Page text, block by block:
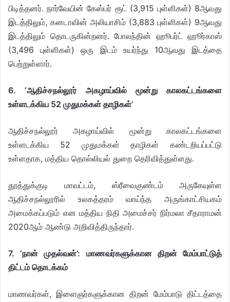
பிடித்தனர். நார்வேயின் கேஸ்பர் ரூட் (3,915 புள்ளிகள்) 8ஆவது
இடத்திலும், கனடாவின் அலியாசிம் (3,883 புள்ளிகள்) 9ஆவது
இடத்திலும் தொடருகின்றனர். போலந்தின் ஹூபர்ட் ஹூர்காஸ்
(3,496 புள்ளிகள்) ஒரு இடம் உயர்ந்து 10ஆவது இடத்தை
பெற்றுள்ளார்.
6. ‘ஆதிச்சநல்லூர் அகழாய்வில் மூன்று காலகட்டங்களை
உள்ளடக்கிய 52 முதுமக்கள் தாழிகள்’
ஆதிச்சநல்லூர் அகழாய்வில் மூன்று காலகட்டங்களை
உள்ளடக்கிய 52 முதுமக்கள் தாழிகள் கண்டறியப்பட்டு
உள்ளதாக, மத்திய தொல்லியல் துறை தெரிவித்துள்ளது.
தூத்துக்குடி மாவட்டம், ஸ்ரீவைகுண்டம் அருகேயுள்ள
ஆதிச்சநல்லூரில் உலகத்தரம் வாய்ந்த அருங்காட்சியகம்
அமைக்கப்படும் என மத்திய நிதி அமைச்சர் நிர்மலா சீதாராமன்
2020ஆம் ஆண்டு அறிவித்திருந்தார்.
7. ‘நான் முதல்வன்’: மாணவர்களுக்கான திறன் மேம்பாட்டுத்
திட்டம் தொடக்கம்
மாணவர்கள், இளைஞர்களுக்கான திறன் மேம்பாடு திட்டத்தை